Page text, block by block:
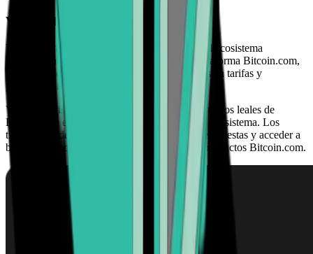
Verse (VERSE)
Verse es el token de utilidad y recompensas del ecosistema
Bitcoin.com. Impulsa funciones en toda la plataforma Bitcoin.com,
incluidas recompensas de apuestas, descuentos en tarifas y
participación en la gobernanza comunitaria.
Verse está diseñado para recompensar a los usuarios leales de
Bitcoin.com e incentivar la participación en el ecosistema. Los
titulares pueden obtener rendimiento mediante apuestas y acceder a
beneficios exclusivos dentro del conjunto de productos Bitcoin.com.